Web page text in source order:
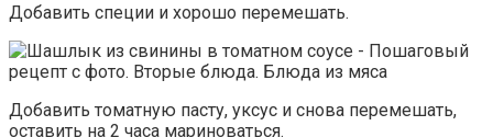
Добавить специи и хорошо перемешать.
Добавить томатную пасту, уксус и снова перемешать,
оставить на 2 часа мариноваться.